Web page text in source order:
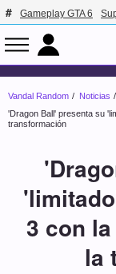
Gameplay GTA 6
Vandal Random
Noticias
'Dragon Ball' presenta su
transformación
3 con
la